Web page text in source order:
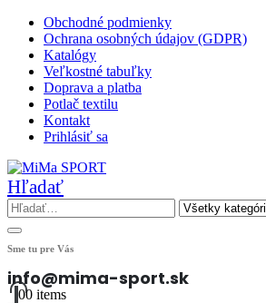
Obchodné podmienky
Ochrana osobných údajov (GDPR)
Katalógy
Veľkostné tabuľky
Doprava a platba
Potlač textilu
Kontakt
Prihlásiť sa
Hľadať
Sme tu pre Vás
info@mima-sport.sk
00 items